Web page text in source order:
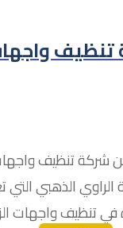
شركة تنظيف
الذهبي التي
في تنظيف واجهات